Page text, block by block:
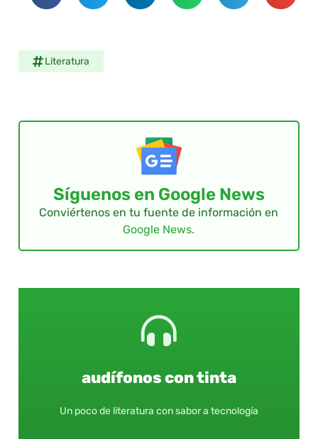
Literatura
Síguenos en Google News
Conviértenos en tu fuente de información en
Google News.
audífonos con tinta
Un poco de literatura con sabor a tecnología